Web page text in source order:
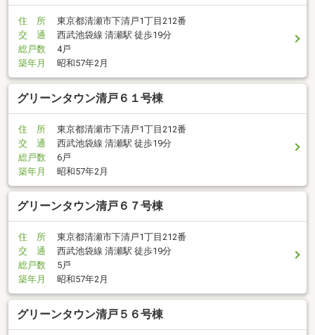
住 所
東京都清瀬市下清戸1丁目212番
交 通
西武池袋線 清瀬駅 徒歩19分
総戸数
4戸
築年月
昭和57年2月
グリーンタウン清戸６１号棟
住 所
東京都清瀬市下清戸1丁目212番
交 通
西武池袋線 清瀬駅 徒歩19分
総戸数
6戸
築年月
昭和57年2月
グリーンタウン清戸６７号棟
住 所
東京都清瀬市下清戸1丁目212番
交 通
西武池袋線 清瀬駅 徒歩19分
総戸数
5戸
築年月
昭和57年2月
グリーンタウン清戸５６号棟